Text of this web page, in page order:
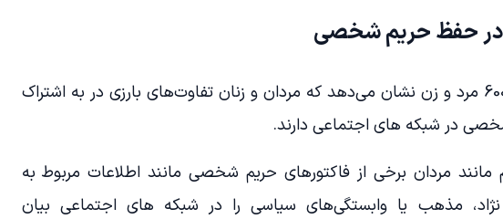
در حفظ حریم شخصی
بر تحقیقات usamp روی 600 مرد و زن نشان می‌دهد که مردان و زنان تفاوت‌های بارزی در به اشتراک
در شبکه های اجتماعی دارند.
مانند مردان برخی از فاکتورهای حریم شخصی مانند اطلاعات مربوط به
مذهب یا وابستگی‌های سیاسی را در شبکه های اجتماعی بیان